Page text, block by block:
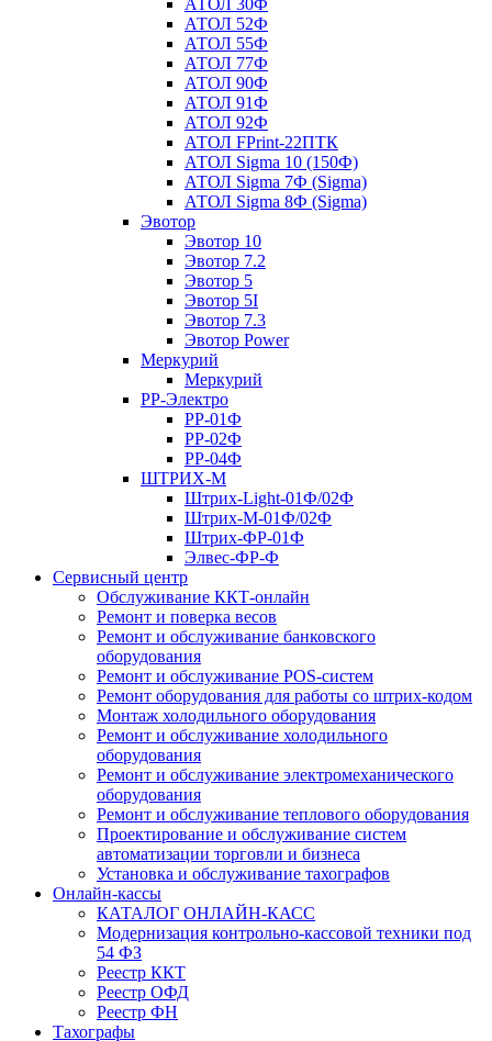
АТОЛ 30Ф
АТОЛ 52Ф
АТОЛ 55Ф
АТОЛ 77Ф
АТОЛ 90Ф
АТОЛ 91Ф
АТОЛ 92Ф
АТОЛ FPrint-22ПТК
АТОЛ Sigma 10 (150Ф)
АТОЛ Sigma 7Ф (Sigma)
АТОЛ Sigma 8Ф (Sigma)
Эвотор
Эвотор 10
Эвотор 7.2
Эвотор 5
Эвотор 5I
Эвотор 7.3
Эвотор Power
Меркурий
Меркурий
РР-Электро
РР-01Ф
РР-02Ф
РР-04Ф
ШТРИХ-М
Штрих-Light-01Ф/02Ф
Штрих-М-01Ф/02Ф
Штрих-ФР-01Ф
Элвес-ФР-Ф
Сервисный центр
Обслуживание ККТ-онлайн
Ремонт и поверка весов
Ремонт и обслуживание банковского
оборудования
Ремонт и обслуживание POS-систем
Ремонт оборудования для работы со штрих-кодом
Монтаж холодильного оборудования
Ремонт и обслуживание холодильного
оборудования
Ремонт и обслуживание электромеханического
оборудования
Ремонт и обслуживание теплового оборудования
Проектирование и обслуживание систем
автоматизации торговли и бизнеса
Установка и обслуживание тахографов
Онлайн-кассы
КАТАЛОГ ОНЛАЙН-КАСС
Модернизация контрольно-кассовой техники под
54 ФЗ
Реестр ККТ
Реестр ОФД
Реестр ФН
Тахографы